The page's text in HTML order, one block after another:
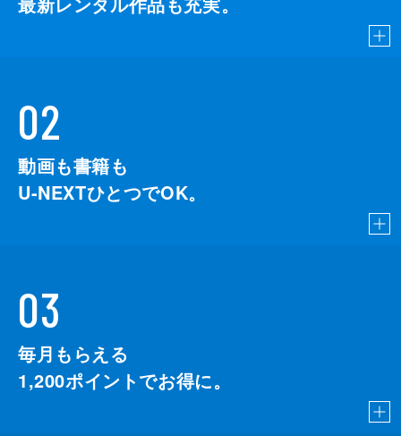
02
動画も書籍も
U-NEXTひとつでOK。
03
毎月もらえる
1,200ポイントでお得に。